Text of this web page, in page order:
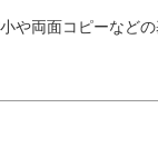
や両面コピーなど